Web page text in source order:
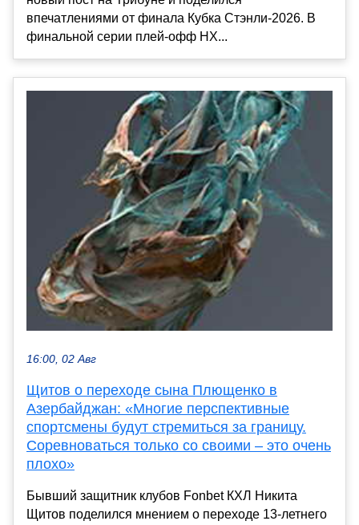
впечатлениями от финала Кубка Стэнли-2026. В
финальной серии плей-офф НХ...
16:00, 02 Авг
Щитов о переходе сына Плющенко в
Азербайджан: «Многие перспективные
спортсмены будут стремиться за границу.
Соревноваться только со своими – это очень
плохо»
Бывший защитник клубов Fonbet КХЛ Никита
Щитов поделился мнением о переходе 13-летнего